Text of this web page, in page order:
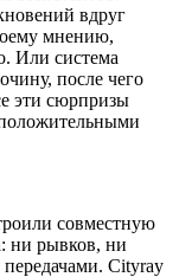
вдруг
мнению,
Или система
после чего
эти сюрпризы
совместную
ни рывков, ни
Cityray